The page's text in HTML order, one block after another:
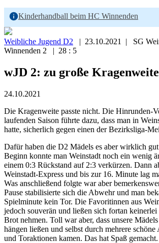
Kinderhandball beim HC Winnenden
Weibliche Jugend D2
| 23.10.2021 | SG
Winnenden 2 | 28 : 5
wJD 2: zu große
24.10.2021
Die Kragenweite passte nicht. Die Hinrunden-
laufenden Saison führte dazu, dass man in
hatte, sicherlich gegen einen der Bezirksliga-
Dafür haben die D2 Mädels es aber wirklich
Beginn konnte man Weinstadt noch ein wenig
einem 0:3 Rückstand auf 2:3 verkürzen. Dann
Weinstadt-Express und bis zur 16. Minute lag
Was anschließend folgte war aber
Pause stabilisierte sich die Abwehr und man
Spielminute kein Tor. Die Favoritinnen aus
jedoch souverän und ließen sich fortan
Brot nehmen. Toll war aber, dass unsere
hängen ließen und selbst durch mehrere
und Toraktionen kamen. Das hat Spaß gemacht.